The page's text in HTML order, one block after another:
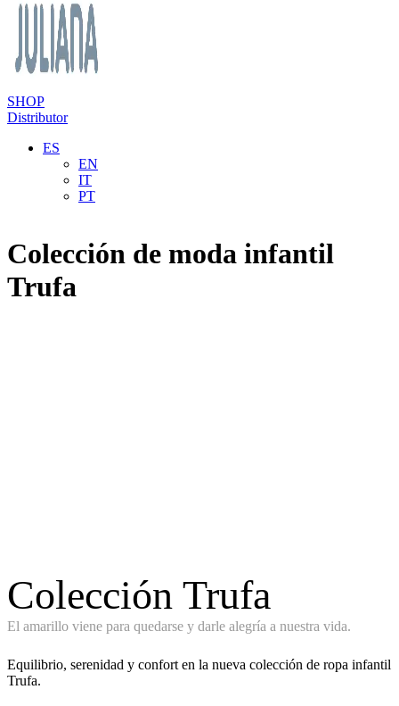
SHOP
Distributor
ES
EN
IT
PT
Colección de moda infantil
Trufa
Colección Trufa
El amarillo viene para quedarse y darle alegría a nuestra vida.
Equilibrio, serenidad y confort en la nueva colección de ropa infantil
Trufa.